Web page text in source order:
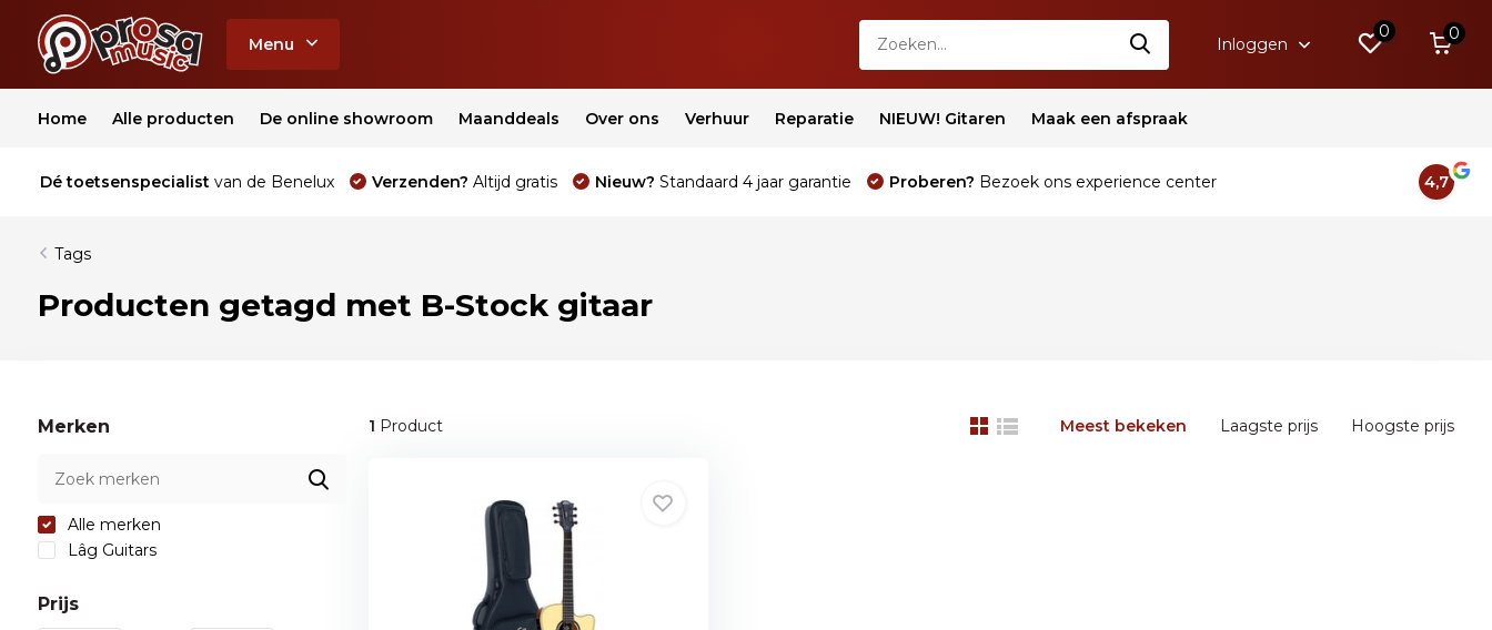
Menu Inloggen
0 0
Home Alle producten De online showroom Maanddeals Over ons Verhuur Reparatie NIEUW! Gitaren Maak een afspraak
Dé toetsenspecialist van de Benelux Verzenden? Altijd gratis Nieuw? Standaard 4 jaar garantie Proberen? Bezoek ons experience center 4,7
Tags
Producten getagd met B-Stock gitaar
Merken
Alle merken
Lâg Guitars
Prijs
1 Product Meest bekeken Laagste prijs Hoogste prijs